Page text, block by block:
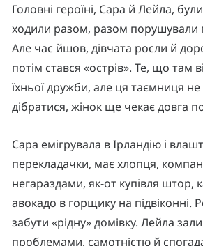
Головні героїні, Сара й Лейла,
ходили разом, разом порушували
Але час йшов, дівчата росли й
потім стався «острів». Те, що
їхньої дружби, але ця таємниця
дібратися, жінок ще чекає довга
Сара емігрувала в Ірландію і
перекладачки, має хлопця,
негараздами, як-от купівля штор,
авокадо в горщику на підвіконні.
забути «рідну» домівку. Лейла
проблемами, самотністю й